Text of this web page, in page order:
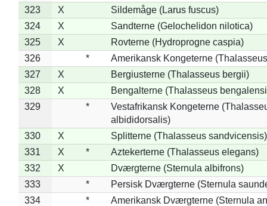
323
X
Sildemåge (Larus fuscus)
324
X
Sandterne (Gelochelidon nilotica)
325
X
Rovterne (Hydroprogne caspia)
326
*
Amerikansk Kongeterne
327
X
Bergiusterne (Thalasseus bergii)
328
X
Bengalterne (Thalasseus
329
*
Vestafrikansk Kongeterne
albididorsalis)
330
X
Splitterne (Thalasseus sandvicensis)
331
X *
Aztekerterne (Thalasseus elegans)
332
X
Dværgterne (Sternula albifrons)
333
*
Persisk Dværgterne (Sternula
334
*
Amerikansk Dværgterne (Sternula